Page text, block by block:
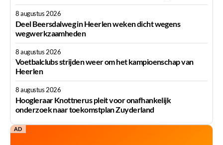
8 augustus 2026
Deel Beersdalweg in Heerlen weken dicht wegens
wegwerkzaamheden
8 augustus 2026
Voetbalclubs strijden weer om het kampioenschap van
Heerlen
8 augustus 2026
Hoogleraar Knottnerus pleit voor onafhankelijk
onderzoek naar toekomstplan Zuyderland
AD